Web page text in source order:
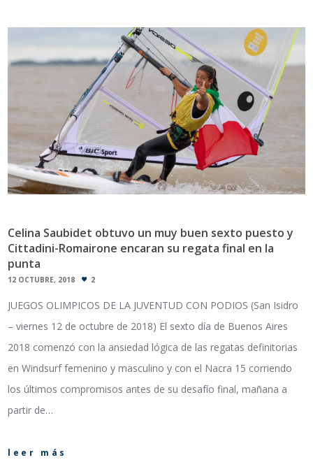
Celina Saubidet obtuvo un muy buen sexto puesto y
Cittadini-Romairone encaran su regata final en la
punta
12 OCTUBRE, 2018 2
JUEGOS OLIMPICOS DE LA JUVENTUD CON PODIOS (San Isidro
– viernes 12 de octubre de 2018) El sexto día de Buenos Aires
2018 comenzó con la ansiedad lógica de las regatas definitorias
en Windsurf femenino y masculino y con el Nacra 15 corriendo
los últimos compromisos antes de su desafío final, mañana a
partir de…
leer más